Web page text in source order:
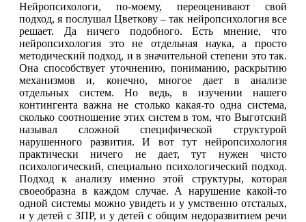
Нейропсихологи, по-моему, переоценивают свой
подход, я послушал Цветкову – так нейропсихология все
решает. Да ничего подобного. Есть мнение, что
нейропсихология это не отдельная наука, а просто
методический подход, и в значительной степени это так.
Она способствует уточнению, пониманию, раскрытию
механизмов и, конечно, многое дает в анализе
отдельных систем. Но ведь, в изучении нашего
контингента важна не столько какая-то одна система,
сколько соотношение этих систем в том, что Выготский
называл сложной специфической структурой
нарушенного развития. И вот тут нейропсихология
практически ничего не дает, тут нужен чисто
психологический, специально психологический подход.
Подход к анализу именно этой структуры, которая
своеобразна в каждом случае. А нарушение какой-то
одной системы можно увидеть и у умственно отсталых,
и у детей с ЗПР, и у детей с общим недоразвитием речи